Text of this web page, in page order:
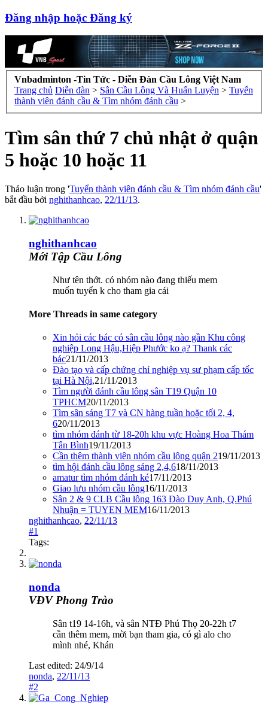
Đăng nhập hoặc Đăng ký
Vnbadminton -Tin Tức - Diễn Đàn Cầu Lông Việt Nam
Trang chủ Diễn đàn > Sân Cầu Lông Và Huấn Luyện > Tuyển
thành viên đánh cầu & Tìm nhóm đánh cầu >
Tìm sân thứ 7 chủ nhật ở quận
5 hoặc 10 hoặc 11
Thảo luận trong 'Tuyển thành viên đánh cầu & Tìm nhóm đánh cầu'
bắt đầu bởi nghithanhcao, 22/11/13.
nghithanhcao
Mới Tập Cầu Lông
Như tên thớt. có nhóm nào đang thiếu mem
muốn tuyển k cho tham gia cái
More Threads in same category
Xin hỏi các bác có sân cầu lông nào gần Khu công
nghiệp Long Hậu,Hiệp Phước ko ạ? Thank các
bác21/11/2013
Đào tạo và cấp chứng chỉ nghiệp vụ sư phạm cấp tốc
tại Hà Nội,21/11/2013
Tìm người đánh cầu lông sân T19 Quận 10
TPHCM20/11/2013
Tìm sân sáng T7 và CN hàng tuần hoặc tối 2, 4,
620/11/2013
tìm nhóm đánh từ 18-20h khu vực Hoàng Hoa Thám
Tân Bình19/11/2013
Cần thêm thành viên nhóm cầu lông quận 219/11/2013
tìm hội đánh cầu lông sáng 2,4,618/11/2013
amatur tìm nhóm đánh ké17/11/2013
Giao lưu nhóm cầu lông16/11/2013
Sân 2 & 9 CLB Cầu lông 163 Đào Duy Anh, Q.Phú
Nhuận = TUYEN MEM16/11/2013
nghithanhcao, 22/11/13
#1
Tags:
nonda
VĐV Phong Trào
Sân t19 14-16h, và sân NTĐ Phú Thọ 20-22h t7
cần thêm mem, mời bạn tham gia, có gì alo cho
mình nhé, Khán
Last edited: 24/9/14
nonda, 22/11/13
#2